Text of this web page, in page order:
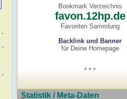
,
,
,
Bookmark Verzeichnis
favon.12hp.de
Favoriten Sammlung
Backlink und Banner
für Deine Homepage
* * *
Statistik / Meta-Daten